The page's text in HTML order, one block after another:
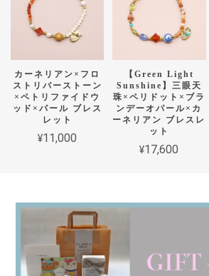
カーネリアン×フロ
ストリバーストーン
×ペトリファイドウ
ッド×パール ブレス
レット
¥11,000
【Green Light
Sunshine】三眼天
珠×ペリドット×ブラ
ンデーオパール×カ
ーネリアン ブレスレ
ット
¥17,600